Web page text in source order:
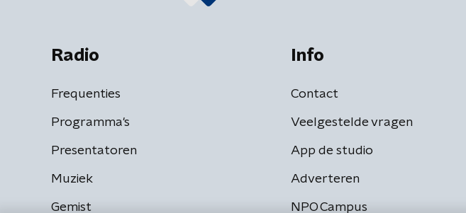
Radio
Frequenties
Programma's
Presentatoren
Muziek
Gemist
Info
Contact
Veelgestelde vragen
App de studio
Adverteren
NPO Campus